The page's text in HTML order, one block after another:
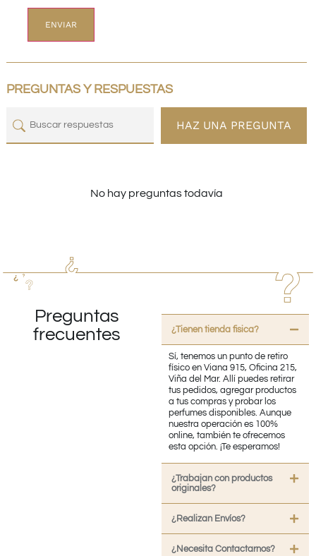
PREGUNTAS Y RESPUESTAS
HAZ UNA PREGUNTA
No hay preguntas todavía
Preguntas
frecuentes
¿Tienen tienda fisica?
Sí, tenemos un punto de retiro
físico en Viana 915, Oficina 215,
Viña del Mar. Allí puedes retirar
tus pedidos, agregar productos
a tus compras y probar los
perfumes disponibles. Aunque
nuestra operación es 100%
online, también te ofrecemos
esta opción. ¡Te esperamos!
¿Trabajan con productos
originales?
¿Realizan Envíos?
¿Necesita Contactarnos?